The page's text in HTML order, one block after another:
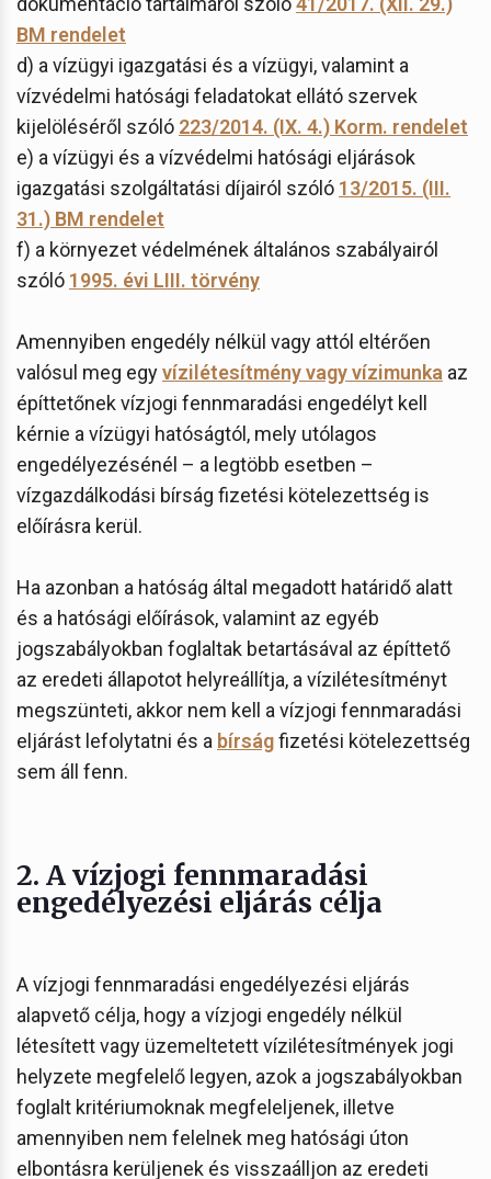
BM rendelet
d) a vízügyi igazgatási és a vízügyi, valamint a
vízvédelmi hatósági feladatokat ellátó szervek
kijelöléséről szóló 223/2014. (IX. 4.) Korm. rendelet
e) a vízügyi és a vízvédelmi hatósági eljárások
igazgatási szolgáltatási díjairól szóló 13/2015. (III.
31.) BM rendelet
f) a környezet védelmének általános szabályairól
szóló 1995. évi LIII. törvény
Amennyiben engedély nélkül vagy attól eltérően
valósul meg egyvízilétesítmény vagy vízimunka az
építtetőnek vízjogi fennmaradási engedélyt kell
kérnie a vízügyi hatóságtól, mely utólagos
engedélyezésénél – a legtöbb esetben –
vízgazdálkodási bírság fizetési kötelezettség is
előírásra kerül.
Ha azonban a hatóság által megadott határidő alatt
és a hatósági előírások, valamint az egyéb
jogszabályokban foglaltak betartásával az építtető
az eredeti állapotot helyreállítja, a vízilétesítményt
megszünteti, akkor nem kell a vízjogi fennmaradási
eljárást lefolytatni és a bírságfizetési kötelezettség
sem áll fenn.
2. A vízjogi fennmaradási
engedélyezési eljárás célja
A vízjogi fennmaradási engedélyezési eljárás
alapvető célja, hogy a vízjogi engedély nélkül
létesített vagy üzemeltetett vízilétesítmények jogi
helyzete megfelelő legyen, azok a jogszabályokban
foglalt kritériumoknak megfeleljenek, illetve
amennyiben nem felelnek meg hatósági úton
elbontásra kerüljenek és visszaálljon az eredeti